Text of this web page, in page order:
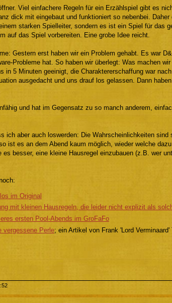
Viel einfachere Regeln für ein Erzählspiel gibt es
dick mit eingebaut und funktioniert so nebenbei.
starken Spielleiter, sondern es ist ein Spiel für das
auf das Spiel vorbereiten. Eine grobe Idee reicht.
Gestern erst haben wir ein Problem gehabt. Es war
Probleme hat. So haben wir überlegt: Was machen
in 5 Minuten geeinigt, die Charaktererschaffung war
ausgedacht und uns drauf los gelassen. Dann
und hat im Gegensatz zu so manch anderem,
ich aber auch loswerden: Die Wahrscheinlichkeiten
ist es an dem Abend kaum möglich, wieder welche
es besser, eine kleine Hausregel einzubauen (z.B. wer
im Original
mit kleinen Hausregeln, die leider nicht explizit als
ersten Pool-Abends im GroFaFo
vergessene Perle; ein Artikel von Frank 'Lord